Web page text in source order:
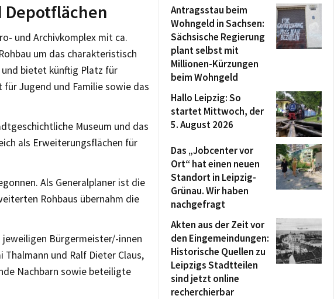
Depotflächen
und Archivkomplex mit ca.
um das charakteristisch
bietet künftig Platz für
Jugend und Familie sowie das
Museum und das
als Erweiterungsflächen für
Als Generalplaner ist die
Rohbaus übernahm die
Bürgermeister/-innen
Thalmann und Ralf Dieter Claus,
Nachbarn sowie beteiligte
Antragsstau beim
Wohngeld in Sachsen:
Sächsische Regierung
plant selbst mit
Millionen-Kürzungen
beim Wohngeld
Hallo Leipzig: So
startet Mittwoch, der
5. August 2026
Das „Jobcenter vor
Ort“ hat einen neuen
Standort in Leipzig-
Grünau. Wir haben
nachgefragt
Akten aus der Zeit vor
den Eingemeindungen:
Historische Quellen zu
Leipzigs Stadtteilen
sind jetzt online
recherchierbar